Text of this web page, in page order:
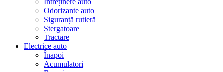
Întreținere auto
Odorizante auto
Siguranță rutieră
Ștergatoare
Tractare
Electrice auto
Înapoi
Acumulatori